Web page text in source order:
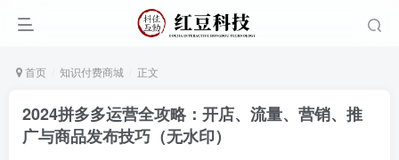
首页 知识付费商城 正文
2024拼多多运营全攻略：开店、流量、营销、推
广与商品发布技巧（无水印）